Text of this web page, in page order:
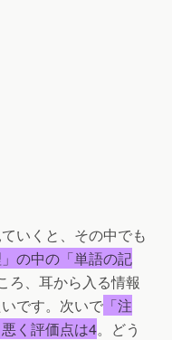
いくと、その中でも
」の中の「単語の記
ろ、耳から入る情報
です。次いで 「注
く評価点は4。どう